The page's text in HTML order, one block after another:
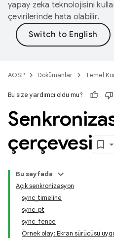
yapay zeka teknolojisini
çevirilerinde hata olabilir.
AOSP Dokümanlar Temel
Bu size yardımcı oldu mu?
çerçevesi
Bu sayfada
Açık senkronizasyon
sync_timeline
sync_pt
sync_fence
Örnek olay: Ekran sürücüsü